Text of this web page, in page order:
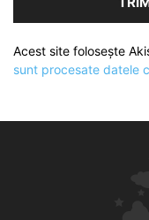
Acest site folosește
sunt procesate datele